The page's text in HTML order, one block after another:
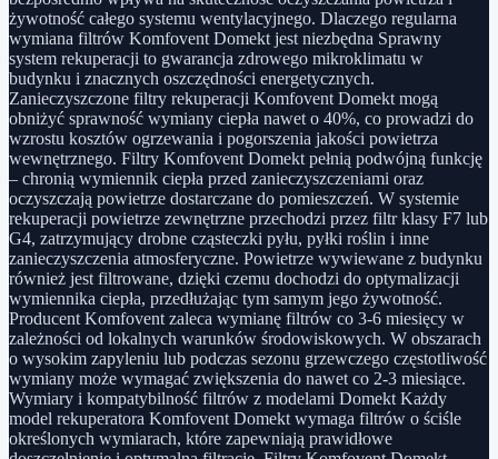
żywotność całego systemu wentylacyjnego. Dlaczego regularna
wymiana filtrów Komfovent Domekt jest niezbędna Sprawny
system rekuperacji to gwarancja zdrowego mikroklimatu w
budynku i znacznych oszczędności energetycznych.
Zanieczyszczone filtry rekuperacji Komfovent Domekt mogą
obniżyć sprawność wymiany ciepła nawet o 40%, co prowadzi do
wzrostu kosztów ogrzewania i pogorszenia jakości powietrza
wewnętrznego. Filtry Komfovent Domekt pełnią podwójną funkcję
– chronią wymiennik ciepła przed zanieczyszczeniami oraz
oczyszczają powietrze dostarczane do pomieszczeń. W systemie
rekuperacji powietrze zewnętrzne przechodzi przez filtr klasy F7 lub
G4, zatrzymujący drobne cząsteczki pyłu, pyłki roślin i inne
zanieczyszczenia atmosferyczne. Powietrze wywiewane z budynku
również jest filtrowane, dzięki czemu dochodzi do optymalizacji
wymiennika ciepła, przedłużając tym samym jego żywotność.
Producent Komfovent zaleca wymianę filtrów co 3-6 miesięcy w
zależności od lokalnych warunków środowiskowych. W obszarach
o wysokim zapyleniu lub podczas sezonu grzewczego częstotliwość
wymiany może wymagać zwiększenia do nawet co 2-3 miesiące.
Wymiary i kompatybilność filtrów z modelami Domekt Każdy
model rekuperatora Komfovent Domekt wymaga filtrów o ściśle
określonych wymiarach, które zapewniają prawidłowe